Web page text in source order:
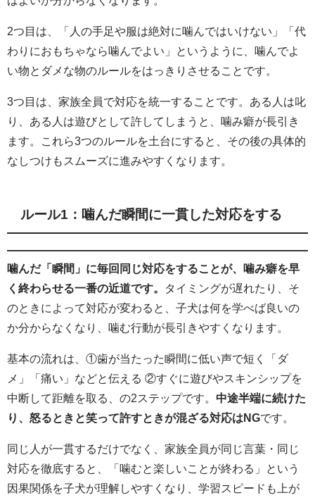
2つ目は、「人の手足や服は絶対に噛んではいけない」「代
わりにおもちゃなら噛んでよい」というように、噛んでよ
い物とダメな物のルールをはっきりさせることです。
3つ目は、家族全員で対応を統一することです。ある人は叱
り、ある人は遊びとして許してしまうと、噛み癖が長引き
ます。これら3つのルールを土台にすると、その後の具体的
なしつけもスムーズに進みやすくなります。
ルール1：噛んだ瞬間に一貫した対応をする
噛んだ「瞬間」に毎回同じ対応をすることが、噛み癖を早
く終わらせる一番の近道です。
タイミングが遅れたり、そ
のときによって対応が変わると、子犬は何を学べば良いの
か分からなくなり、噛む行動が長引きやすくなります。
基本の流れは、①歯が当たった瞬間に低い声で短く「ダ
メ」「痛い」などと伝える ②すぐに遊びやスキンシップを
中断して距離を取る、の2ステップです。 中途半端に続けた
り、怒るときと笑って許すときが混ざる対応はNGです。
同じ人が一貫するだけでなく、家族全員が同じ言葉・同じ
対応を徹底すると、「噛むと楽しいことが終わる」という
因果関係を子犬が理解しやすくなり、学習スピードも上が